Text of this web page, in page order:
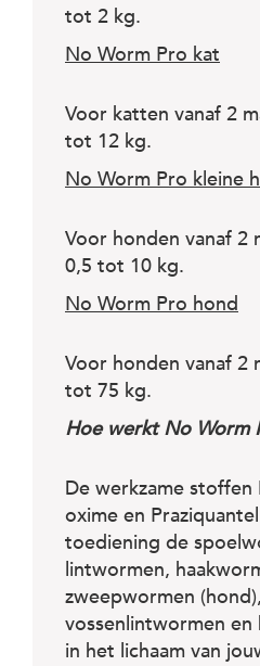
tot 2 kg.
No Worm Pro kat
Voor katten vanaf 2
tot 12 kg.
No Worm Pro kleine
Voor honden vanaf 2
0,5 tot 10 kg.
No Worm Pro hond
Voor honden vanaf 2
tot 75 kg.
Hoe werkt No Worm
De werkzame stoffen
oxime en
toediening de
lintwormen,
zweepwormen (hond),
vossenlintwormen
in het lichaam van